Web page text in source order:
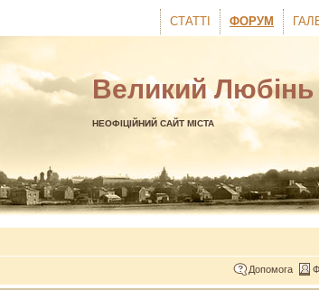
ФОРУМ
СТАТТІ
Великий Любінь
НЕОФІЦІЙНИЙ САЙТ МІСТА
Допомога